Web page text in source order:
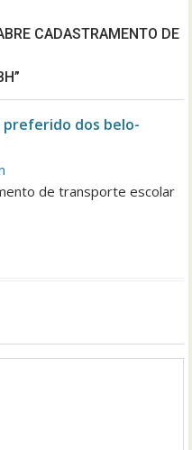
CADASTRAMENTO DE
dos belo-
de transporte escolar